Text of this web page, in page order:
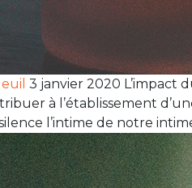
3 janvier 2020 L’impact
à l’établissement
l’intime de notre